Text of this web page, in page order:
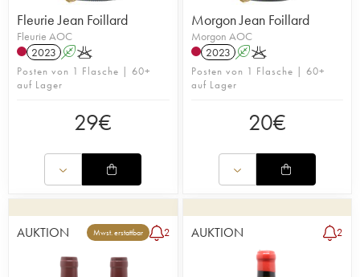
Fleurie Jean Foillard
Fleurie AOC
2023 AK
Posten von 1 Flasche | 60+
auf Lager
29€
Morgon Jean Foillard
Morgon AOC
2023 AK
Posten von 1 Flasche | 60+
auf Lager
20€
AUKTION Mwst. erstattbar 2 AUKTION 2